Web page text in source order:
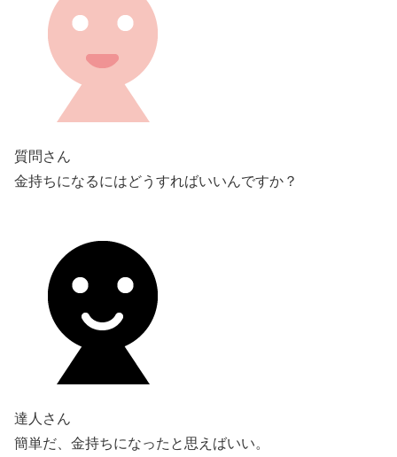
質問さん
金持ちになるにはどうすればいいんですか？
達人さん
簡単だ、金持ちになったと思えばいい。